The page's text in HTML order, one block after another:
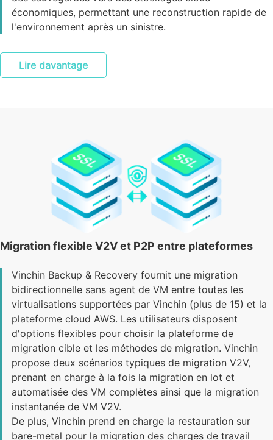
économiques, permettant une reconstruction rapide de
l'environnement après un sinistre.
Lire davantage
Migration flexible V2V et P2P entre plateformes
Vinchin Backup & Recovery fournit une migration
bidirectionnelle sans agent de VM entre toutes les
virtualisations supportées par Vinchin (plus de 15) et la
plateforme cloud AWS. Les utilisateurs disposent
d'options flexibles pour choisir la plateforme de
migration cible et les méthodes de migration. Vinchin
propose deux scénarios typiques de migration V2V,
prenant en charge à la fois la migration en lot et
automatisée des VM complètes ainsi que la migration
instantanée de VM V2V.
De plus, Vinchin prend en charge la restauration sur
bare-metal pour la migration des charges de travail